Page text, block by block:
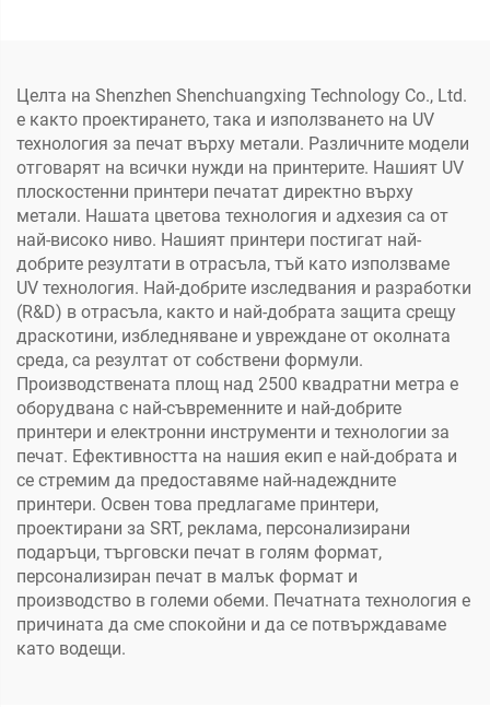
Целта на Shenzhen Shenchuangxing Technology Co., Ltd.
е както проектирането, така и използването на UV
технология за печат върху метали. Различните модели
отговарят на всички нужди на принтерите. Нашият UV
плоскостенни принтери печатат директно върху
метали. Нашата цветова технология и адхезия са от
най-високо ниво. Нашият принтери постигат най-
добрите резултати в отрасъла, тъй като използваме
UV технология. Най-добрите изследвания и разработки
(R&D) в отрасъла, както и най-добрата защита срещу
драскотини, избледняване и увреждане от околната
среда, са резултат от собствени формули.
Производствената площ над 2500 квадратни метра е
оборудвана с най-съвременните и най-добрите
принтери и електронни инструменти и технологии за
печат. Ефективността на нашия екип е най-добрата и
се стремим да предоставяме най-надеждните
принтери. Освен това предлагаме принтери,
проектирани за SRT, реклама, персонализирани
подаръци, търговски печат в голям формат,
персонализиран печат в малък формат и
производство в големи обеми. Печатната технология е
причината да сме спокойни и да се потвърждаваме
като водещи.